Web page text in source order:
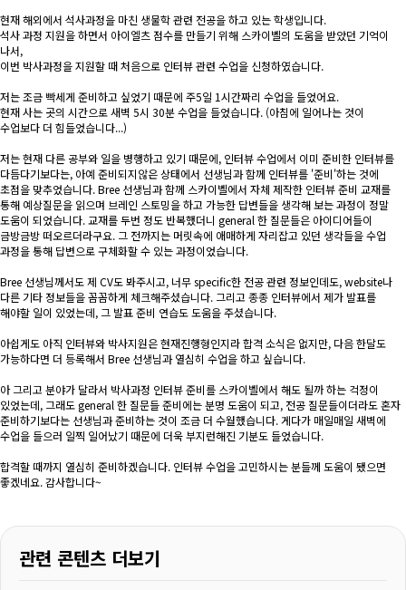
현재 해외에서 석사과정을 마친 생물학 관련 전공을 하고 있는 학생입니다.
석사 과정 지원을 하면서 아이엘츠 점수를 만들기 위해 스카이벨의 도움을 받았던 기억이
나서,
이번 박사과정을 지원할 때 처음으로 인터뷰 관련 수업을 신청하였습니다.
저는 조금 빡세게 준비하고 싶었기 때문에 주5일 1시간짜리 수업을 들었어요.
현재 사는 곳의 시간으로 새벽 5시 30분 수업을 들었습니다. (아침에 일어나는 것이
수업보다 더 힘들었습니다...)
저는 현재 다른 공부와 일을 병행하고 있기 때문에, 인터뷰 수업에서 이미 준비한 인터뷰를
다듬다기보다는, 아예 준비되지않은 상태에서 선생님과 함께 인터뷰를 '준비'하는 것에
초점을 맞추었습니다. Bree 선생님과 함께 스카이벨에서 자체 제작한 인터뷰 준비 교재를
통해 예상질문을 읽으며 브레인 스토밍을 하고 가능한 답변들을 생각해 보는 과정이 정말
도움이 되었습니다. 교재를 두번 정도 반복했더니 general 한 질문들은 아이디어들이
금방금방 떠오르더라구요. 그 전까지는 머릿속에 애매하게 자리잡고 있던 생각들을 수업
과정을 통해 답변으로 구체화할 수 있는 과정이었습니다.
Bree 선생님께서도 제 CV도 봐주시고, 너무 specific한 전공 관련 정보인데도, website나
다른 기타 정보들을 꼼꼼하게 체크해주셨습니다. 그리고 종종 인터뷰에서 제가 발표를
해야할 일이 있었는데, 그 발표 준비 연습도 도움을 주셨습니다.
아쉽게도 아직 인터뷰와 박사지원은 현재진행형인지라 합격 소식은 없지만, 다음 한달도
가능하다면 더 등록해서 Bree 선생님과 열심히 수업을 하고 싶습니다.
아 그리고 분야가 달라서 박사과정 인터뷰 준비를 스카이벨에서 해도 될까 하는 걱정이
있었는데, 그래도 general 한 질문들 준비에는 분명 도움이 되고, 전공 질문들이더라도 혼자
준비하기보다는 선생님과 준비하는 것이 조금 더 수월했습니다. 게다가 매일매일 새벽에
수업을 들으러 일찍 일어났기 때문에 더욱 부지런해진 기분도 들었습니다.
합격할 때까지 열심히 준비하겠습니다. 인터뷰 수업을 고민하시는 분들께 도움이 됐으면
좋겠네요. 감사합니다~
관련 콘텐츠 더보기